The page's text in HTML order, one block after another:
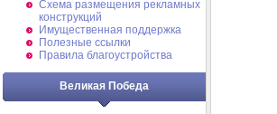
Схема размещения рекламных
конструкций
Имущественная поддержка
Полезные ссылки
Правила благоустройства
Великая Победа